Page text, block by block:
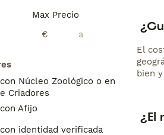
Max Precio
€
Núcleo Zoológico o en el
Criadores
Afijo
identidad verificada
El
bien
¿El